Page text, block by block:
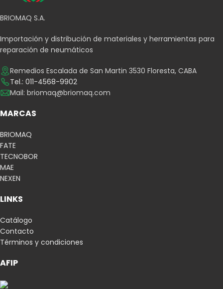
BRIOMAQ S.A.
Importación y distribución de materiales y herramientas para
reparación de neumáticos
Remedios Escalada de San Martin 3530 Floresta, CABA
Tel.: 011-4568-9902
Mail: briomaq@briomaq.com
MARCAS
BRIOMAQ
FATE
TECNOBOR
MAE
NEXEN
LINKS
Catálogo
Contacto
Términos y condiciones
AFIP